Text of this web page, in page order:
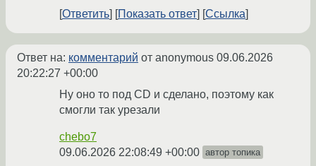
Ответить
Показать ответ Ссылка
Ответ на: комментарий от anonymous 09.06.2026
20:22:27 +00:00
Ну оно то под CD и сделано, поэтому как
смогли так урезали
chebo7
09.06.2026 22:08:49 +00:00 автор топика